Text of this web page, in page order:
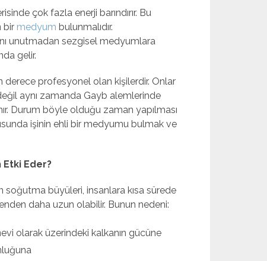
çok fazla enerji barındırır. Bu
bir medyum bulunmalıdır.
unutmadan sezgisel medyumlara
gelir.
profesyonel olan kişilerdir. Onlar
aynı zamanda Gayb alemlerinde
Durum böyle olduğu zaman yapılması
işinin ehli bir medyumu bulmak ve
Etki Eder?
büyüleri, insanlara kısa sürede
daha uzun olabilir. Bunun nedeni:
olarak üzerindeki kalkanın gücüne